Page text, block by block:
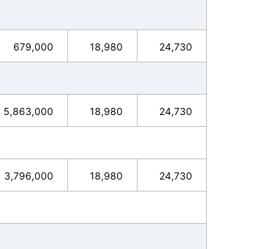
679,000 18,980 24,730
5,863,000 18,980 24,730
3,796,000 18,980 24,730